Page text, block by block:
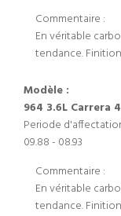
Commentaire :
En véritable
tendance.
Modèle :
964 3.6L Carrera 4
Periode
09.88 - 08.93
Commentaire :
En véritable
tendance.